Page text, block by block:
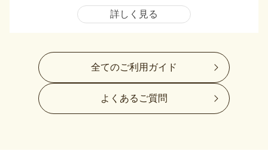
詳しく見る
全てのご利用ガイド
よくあるご質問